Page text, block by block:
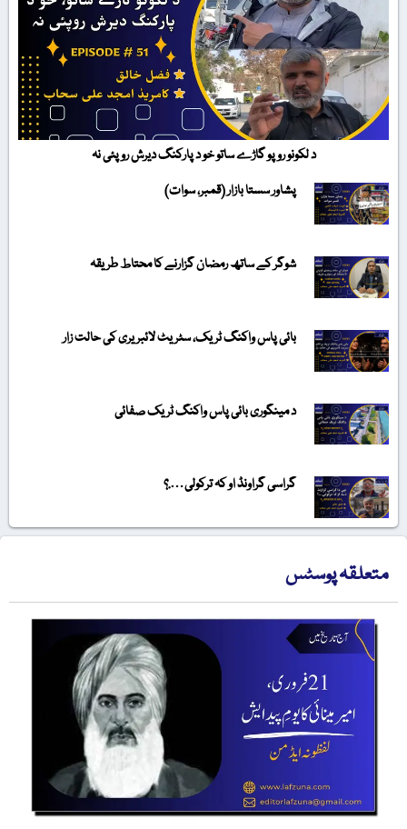
د لکونو روپو گاڑے ساتو خو د پارکنگ دیرش روپئی نہ
پشاور سستا بازار (قمبر، سوات)
شوگر کے ساتھ رمضان گزارنے کا محتاط طریقہ
بائی پاس واکنگ ٹریک، سٹریٹ لائبریری کی حالت زار
د مینگوری بائی پاس واکنگ ٹریک صفائی
گراسی گراونڈ او کہ ترکولی….؟
متعلقہ پوسٹس